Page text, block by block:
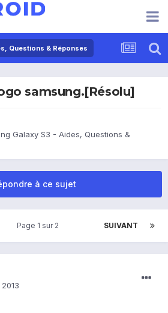
Questions & Réponses
samsung.[Résolu]
Galaxy S3 - Aides, Questions &
à ce sujet
SUIVANT
Page 1 sur 2